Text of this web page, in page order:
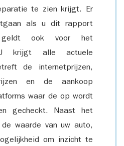
te zien krijgt. Er
als u dit rapport
geldt ook voor het
U krijgt alle actuele
de internetprijzen,
en de aankoop
waar de op wordt
gecheckt. Naast het
de waarde van uw auto,
om inzicht te